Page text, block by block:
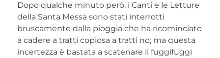
Dopo qualche minuto però, i Canti e le Letture
della Santa Messa sono stati interrotti
bruscamente dalla pioggia che ha ricominciato
a cadere a tratti copiosa a tratti no; ma questa
incertezza è bastata a scatenare il fuggifuggi